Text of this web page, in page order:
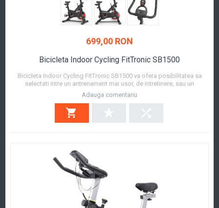
699,00 RON
Bicicleta Indoor Cycling FitTronic SB1500
Bicicleta Indoor Cycling FitTronic SB1500 va ofera posibilitatea sa
selectati intre un antrenament mai usor, de intretinere, sau un
antrenament mai intens, care va ajuta sa ardeti calorii, gratie volantei
de 7 kg. Bicicletele indoor cycling sunt alegerea perfecta atunci cand
vremea nu ne permi...
Afla mai mult
Adauga comentariu